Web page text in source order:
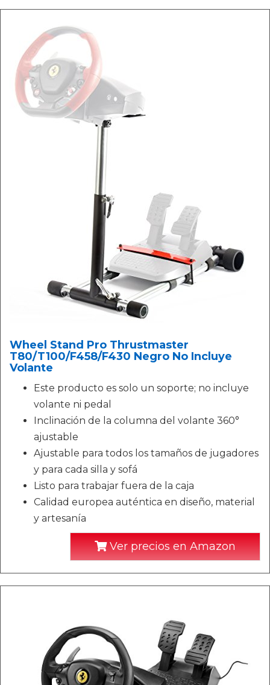
Wheel Stand Pro Thrustmaster
T80/T100/F458/F430 Negro No Incluye
Volante
Este producto es solo un soporte; no incluye
volante ni pedal
Inclinación de la columna del volante 360°
ajustable
Ajustable para todos los tamaños de jugadores
y para cada silla y sofá
Listo para trabajar fuera de la caja
Calidad europea auténtica en diseño, material
y artesanía
Ver precios en Amazon